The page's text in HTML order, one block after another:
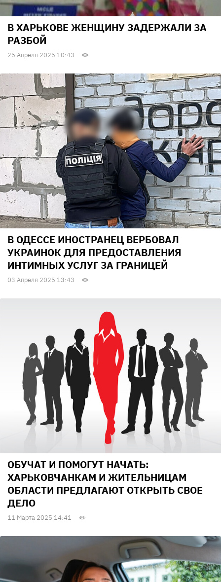
В ХАРЬКОВЕ ЖЕНЩИНУ ЗАДЕРЖАЛИ ЗА
РАЗБОЙ
25 Апреля 2025 10:43
В ОДЕССЕ ИНОСТРАНЕЦ ВЕРБОВАЛ
УКРАИНОК ДЛЯ ПРЕДОСТАВЛЕНИЯ
ИНТИМНЫХ УСЛУГ ЗА ГРАНИЦЕЙ
03 Апреля 2025 13:43
ОБУЧАТ И ПОМОГУТ НАЧАТЬ:
ХАРЬКОВЧАНКАМ И ЖИТЕЛЬНИЦАМ
ОБЛАСТИ ПРЕДЛАГАЮТ ОТКРЫТЬ СВОЕ
ДЕЛО
11 Марта 2025 14:41